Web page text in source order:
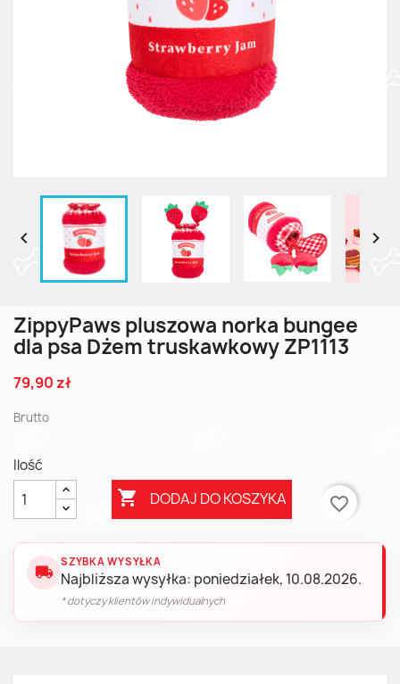
 
ZippyPaws pluszowa norka bungee
dla psa Dżem truskawkowy ZP1113
79,90 zł
Brutto
Ilość
 DODAJ DO KOSZYKA favorite_border
local_shipping
SZYBKA WYSYŁKA
Najbliższa wysyłka: poniedziałek, 10.08.2026.
* dotyczy klientów indywidualnych